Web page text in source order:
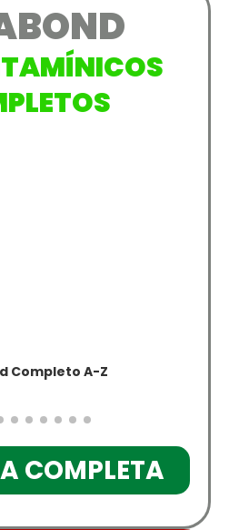
Completo A-Z
COMPLETA